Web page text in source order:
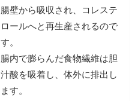
腸壁から吸収され、コレステ
ロールへと再生産されるので
す。
腸内で膨らんだ食物繊維は胆
汁酸を吸着し、体外に排出し
ます。